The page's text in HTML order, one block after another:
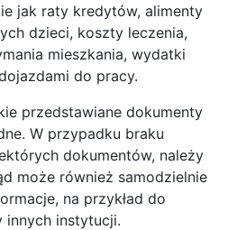
jak raty kredytów, alimenty
dzieci, koszty leczenia,
mieszkania, wydatki
do pracy.
przedstawiane dokumenty
W przypadku braku
dokumentów, należy
może również samodzielnie
na przykład do
innych instytucji.